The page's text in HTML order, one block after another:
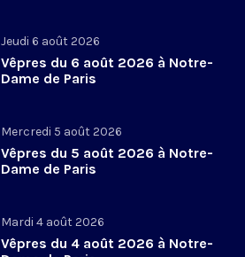
Jeudi 6 août 2026
Vêpres du 6 août 2026 à Notre-
Dame de Paris
Mercredi 5 août 2026
Vêpres du 5 août 2026 à Notre-
Dame de Paris
Mardi 4 août 2026
Vêpres du 4 août 2026 à Notre-